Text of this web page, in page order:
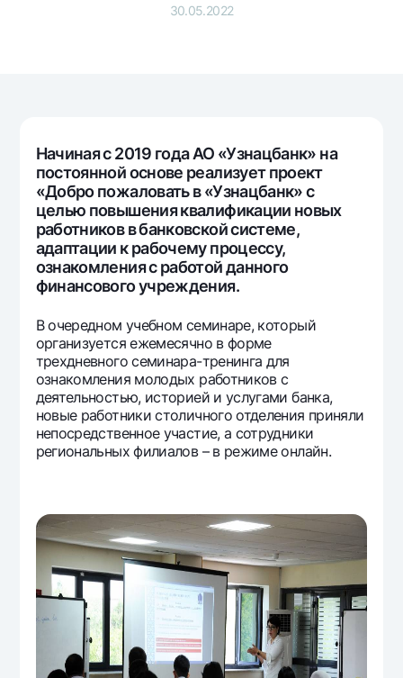
До востребования USD
Garmin pay
Мобильное приложение Milliy
Часто задаваемые вопросы
Ищите по сайту
Найти
Полезные ссылки
Часто задаваемые вопросы
Пресс-центр
Офисы и банкоматы
Согласие на обработку персональных данных
Контакт-центр
+998 78 148-00-101344
30.05.2022
Начиная с 2019 года АО «Узнацбанк» на
постоянной основе реализует проект
«Добро пожаловать в «Узнацбанк» с
целью повышения квалификации новых
работников в банковской системе,
адаптации к рабочему процессу,
ознакомления с работой данного
финансового учреждения.
В очередном учебном семинаре, который
организуется ежемесячно в форме
трехдневного семинара-тренинга для
ознакомления молодых работников с
деятельностью, историей и услугами банка,
новые работники столичного отделения приняли
непосредственное участие, а сотрудники
региональных филиалов – в режиме онлайн.